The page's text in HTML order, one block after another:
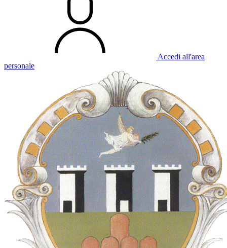
Accedi all'area
personale